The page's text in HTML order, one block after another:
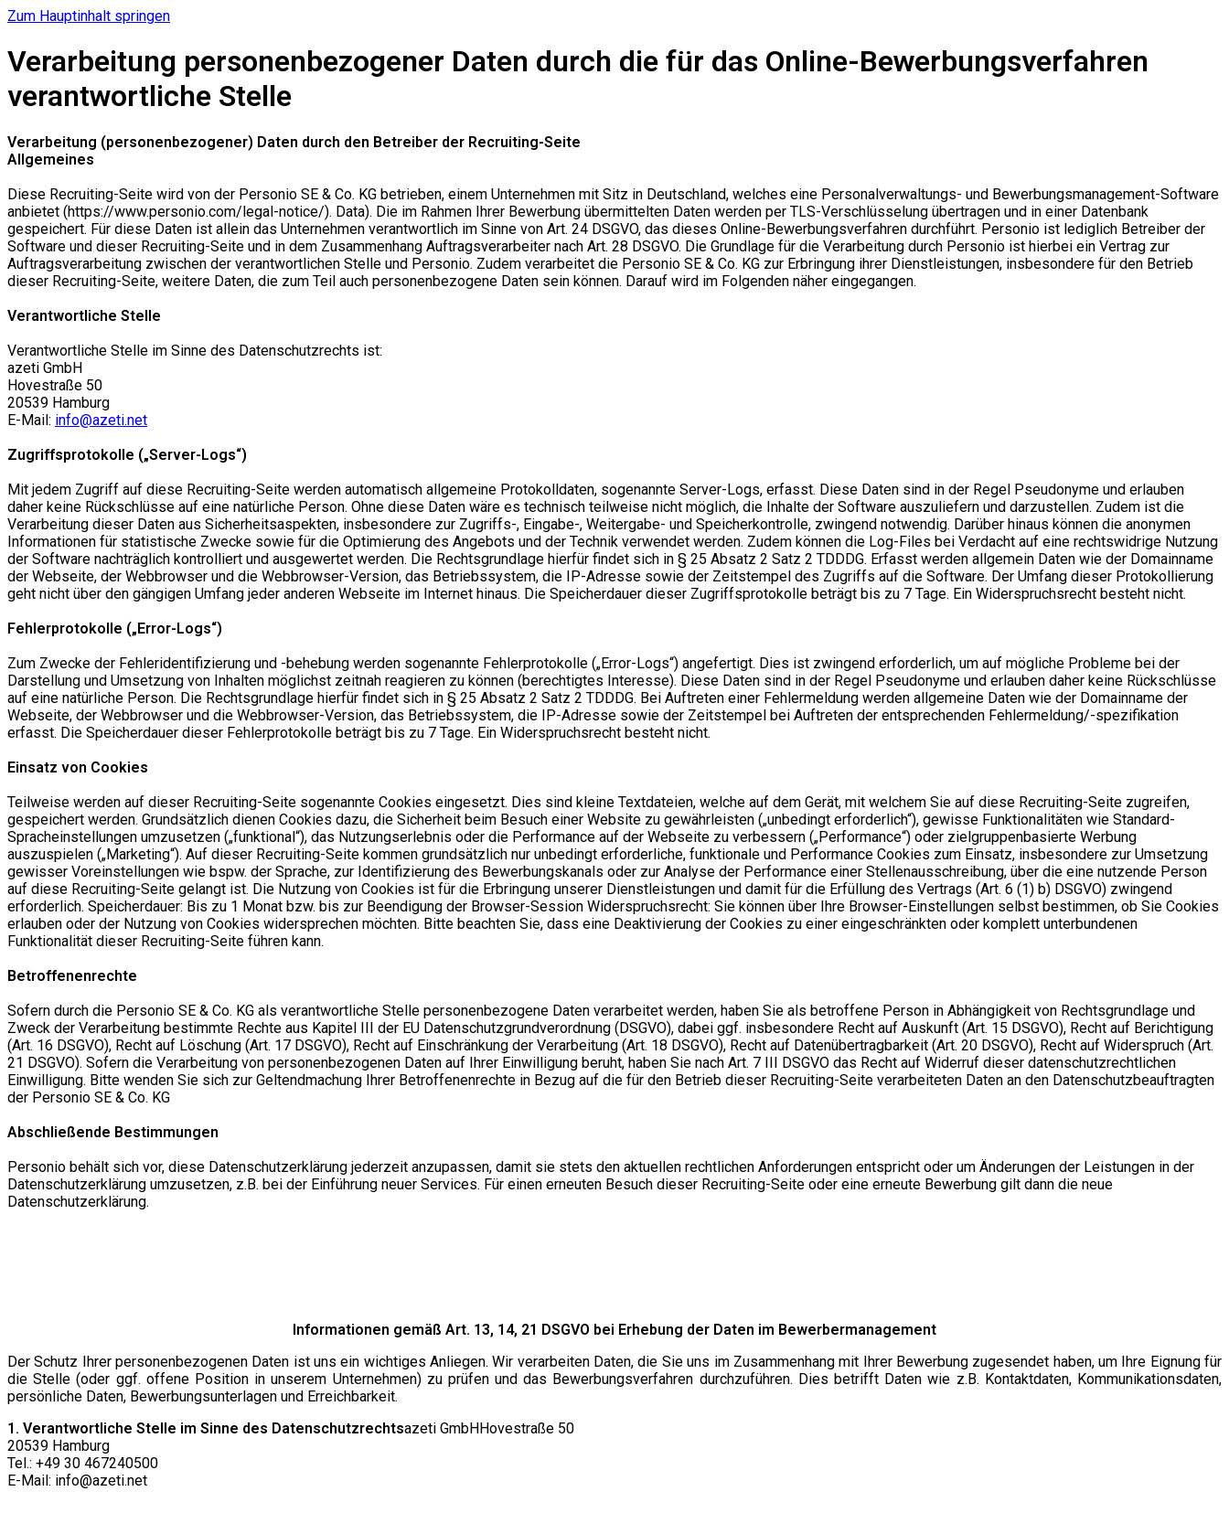
Zum Hauptinhalt springen
Verarbeitung personenbezogener Daten durch die für das Online-Bewerbungsverfahren
verantwortliche Stelle
Verarbeitung (personenbezogener) Daten durch den Betreiber der Recruiting-Seite
Allgemeines
Diese Recruiting-Seite wird von der Personio SE & Co. KG betrieben, einem Unternehmen mit Sitz in Deutschland, welches eine Personalverwaltungs- und Bewerbungsmanagement-Software
anbietet (https://www.personio.com/legal-notice/). Data). Die im Rahmen Ihrer Bewerbung übermittelten Daten werden per TLS-Verschlüsselung übertragen und in einer Datenbank
gespeichert. Für diese Daten ist allein das Unternehmen verantwortlich im Sinne von Art. 24 DSGVO, das dieses Online-Bewerbungsverfahren durchführt. Personio ist lediglich Betreiber der
Software und dieser Recruiting-Seite und in dem Zusammenhang Auftragsverarbeiter nach Art. 28 DSGVO. Die Grundlage für die Verarbeitung durch Personio ist hierbei ein Vertrag zur
Auftragsverarbeitung zwischen der verantwortlichen Stelle und Personio. Zudem verarbeitet die Personio SE & Co. KG zur Erbringung ihrer Dienstleistungen, insbesondere für den Betrieb
dieser Recruiting-Seite, weitere Daten, die zum Teil auch personenbezogene Daten sein können. Darauf wird im Folgenden näher eingegangen.
Verantwortliche Stelle
Verantwortliche Stelle im Sinne des Datenschutzrechts ist:
azeti GmbH
Hovestraße 50
20539 Hamburg
E-Mail: info@azeti.net
Zugriffsprotokolle („Server-Logs“)
Mit jedem Zugriff auf diese Recruiting-Seite werden automatisch allgemeine Protokolldaten, sogenannte Server-Logs, erfasst. Diese Daten sind in der Regel Pseudonyme und erlauben
daher keine Rückschlüsse auf eine natürliche Person. Ohne diese Daten wäre es technisch teilweise nicht möglich, die Inhalte der Software auszuliefern und darzustellen. Zudem ist die
Verarbeitung dieser Daten aus Sicherheitsaspekten, insbesondere zur Zugriffs-, Eingabe-, Weitergabe- und Speicherkontrolle, zwingend notwendig. Darüber hinaus können die anonymen
Informationen für statistische Zwecke sowie für die Optimierung des Angebots und der Technik verwendet werden. Zudem können die Log-Files bei Verdacht auf eine rechtswidrige Nutzung
der Software nachträglich kontrolliert und ausgewertet werden. Die Rechtsgrundlage hierfür findet sich in § 25 Absatz 2 Satz 2 TDDDG. Erfasst werden allgemein Daten wie der Domainname
der Webseite, der Webbrowser und die Webbrowser-Version, das Betriebssystem, die IP-Adresse sowie der Zeitstempel des Zugriffs auf die Software. Der Umfang dieser Protokollierung
geht nicht über den gängigen Umfang jeder anderen Webseite im Internet hinaus. Die Speicherdauer dieser Zugriffsprotokolle beträgt bis zu 7 Tage. Ein Widerspruchsrecht besteht nicht.
Fehlerprotokolle („Error-Logs“)
Zum Zwecke der Fehleridentifizierung und -behebung werden sogenannte Fehlerprotokolle („Error-Logs“) angefertigt. Dies ist zwingend erforderlich, um auf mögliche Probleme bei der
Darstellung und Umsetzung von Inhalten möglichst zeitnah reagieren zu können (berechtigtes Interesse). Diese Daten sind in der Regel Pseudonyme und erlauben daher keine Rückschlüsse
auf eine natürliche Person. Die Rechtsgrundlage hierfür findet sich in § 25 Absatz 2 Satz 2 TDDDG. Bei Auftreten einer Fehlermeldung werden allgemeine Daten wie der Domainname der
Webseite, der Webbrowser und die Webbrowser-Version, das Betriebssystem, die IP-Adresse sowie der Zeitstempel bei Auftreten der entsprechenden Fehlermeldung/-spezifikation
erfasst. Die Speicherdauer dieser Fehlerprotokolle beträgt bis zu 7 Tage. Ein Widerspruchsrecht besteht nicht.
Einsatz von Cookies
Teilweise werden auf dieser Recruiting-Seite sogenannte Cookies eingesetzt. Dies sind kleine Textdateien, welche auf dem Gerät, mit welchem Sie auf diese Recruiting-Seite zugreifen,
gespeichert werden. Grundsätzlich dienen Cookies dazu, die Sicherheit beim Besuch einer Website zu gewährleisten („unbedingt erforderlich“), gewisse Funktionalitäten wie Standard-
Spracheinstellungen umzusetzen („funktional“), das Nutzungserlebnis oder die Performance auf der Webseite zu verbessern („Performance“) oder zielgruppenbasierte Werbung
auszuspielen („Marketing“). Auf dieser Recruiting-Seite kommen grundsätzlich nur unbedingt erforderliche, funktionale und Performance Cookies zum Einsatz, insbesondere zur Umsetzung
gewisser Voreinstellungen wie bspw. der Sprache, zur Identifizierung des Bewerbungskanals oder zur Analyse der Performance einer Stellenausschreibung, über die eine nutzende Person
auf diese Recruiting-Seite gelangt ist. Die Nutzung von Cookies ist für die Erbringung unserer Dienstleistungen und damit für die Erfüllung des Vertrags (Art. 6 (1) b) DSGVO) zwingend
erforderlich. Speicherdauer: Bis zu 1 Monat bzw. bis zur Beendigung der Browser-Session Widerspruchsrecht: Sie können über Ihre Browser-Einstellungen selbst bestimmen, ob Sie Cookies
erlauben oder der Nutzung von Cookies widersprechen möchten. Bitte beachten Sie, dass eine Deaktivierung der Cookies zu einer eingeschränkten oder komplett unterbundenen
Funktionalität dieser Recruiting-Seite führen kann.
Betroffenenrechte
Sofern durch die Personio SE & Co. KG als verantwortliche Stelle personenbezogene Daten verarbeitet werden, haben Sie als betroffene Person in Abhängigkeit von Rechtsgrundlage und
Zweck der Verarbeitung bestimmte Rechte aus Kapitel III der EU Datenschutzgrundverordnung (DSGVO), dabei ggf. insbesondere Recht auf Auskunft (Art. 15 DSGVO), Recht auf Berichtigung
(Art. 16 DSGVO), Recht auf Löschung (Art. 17 DSGVO), Recht auf Einschränkung der Verarbeitung (Art. 18 DSGVO), Recht auf Datenübertragbarkeit (Art. 20 DSGVO), Recht auf Widerspruch (Art.
21 DSGVO). Sofern die Verarbeitung von personenbezogenen Daten auf Ihrer Einwilligung beruht, haben Sie nach Art. 7 III DSGVO das Recht auf Widerruf dieser datenschutzrechtlichen
Einwilligung. Bitte wenden Sie sich zur Geltendmachung Ihrer Betroffenenrechte in Bezug auf die für den Betrieb dieser Recruiting-Seite verarbeiteten Daten an den Datenschutzbeauftragten
der Personio SE & Co. KG
Abschließende Bestimmungen
Personio behält sich vor, diese Datenschutzerklärung jederzeit anzupassen, damit sie stets den aktuellen rechtlichen Anforderungen entspricht oder um Änderungen der Leistungen in der
Datenschutzerklärung umzusetzen, z.B. bei der Einführung neuer Services. Für einen erneuten Besuch dieser Recruiting-Seite oder eine erneute Bewerbung gilt dann die neue
Datenschutzerklärung.
Informationen gemäß Art. 13, 14, 21 DSGVO bei Erhebung der Daten im Bewerbermanagement
Der Schutz Ihrer personenbezogenen Daten ist uns ein wichtiges Anliegen. Wir verarbeiten Daten, die Sie uns im Zusammenhang mit Ihrer Bewerbung zugesendet haben, um Ihre Eignung für
die Stelle (oder ggf. offene Position in unserem Unternehmen) zu prüfen und das Bewerbungsverfahren durchzuführen. Dies betrifft Daten wie z.B. Kontaktdaten, Kommunikationsdaten,
persönliche Daten, Bewerbungsunterlagen und Erreichbarkeit.
1. Verantwortliche Stelle im Sinne des Datenschutzrechtsazeti GmbHHovestraße 50
20539 Hamburg
Tel.: +49 30 467240500
E-Mail: info@azeti.net